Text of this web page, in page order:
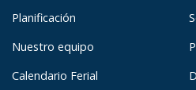
Planificación
Nuestro equipo
Calendario Ferial